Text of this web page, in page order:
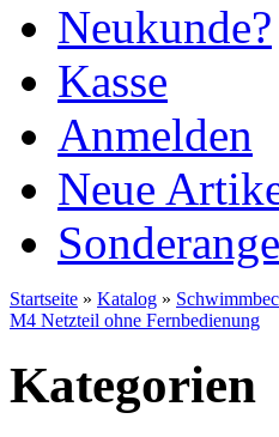
Neukunde?
Kasse
Anmelden
Neue
Startseite » Katalog »
M4 Netzteil ohne Fernbedienung
Kategorien